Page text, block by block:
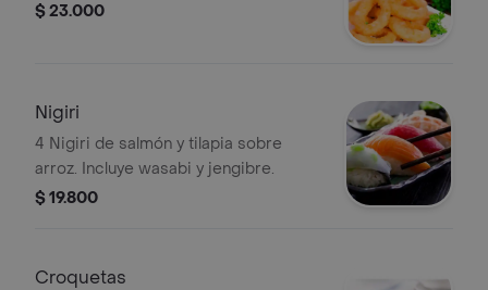
$ 23.000
Nigiri
4 Nigiri de salmón y tilapia sobre
arroz. Incluye wasabi y jengibre.
$ 19.800
Croquetas